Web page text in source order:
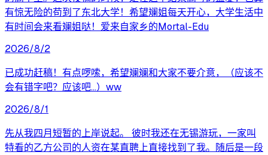
有惊无险的苟到了东北大学！希望斓姐每天开心，大学生活中
有时间会来看斓姐哒！爱来自家乡的Mortal-Edu
2026/8/2
已成功赶稿！有点啰嗦，希望斓斓和大家不要介意，（应该不
会有错字吧？应该吧...）ww
2026/8/1
先从我四月短暂的上岸说起。 彼时我还在无锡游玩，一家叫
特看的乙方公司的人资在某直聘上直接找到了我。随后是一段